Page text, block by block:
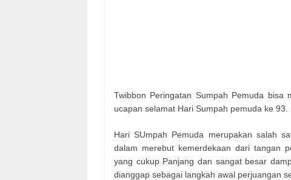
Twibbon Peringatan Sumpah Pemuda bisa
ucapan selamat Hari Sumpah pemuda ke 93.
Hari SUmpah Pemuda merupakan salah
dalam merebut kemerdekaan dari tangan
yang cukup Panjang dan sangat besar
dianggap sebagai langkah awal perjuangan